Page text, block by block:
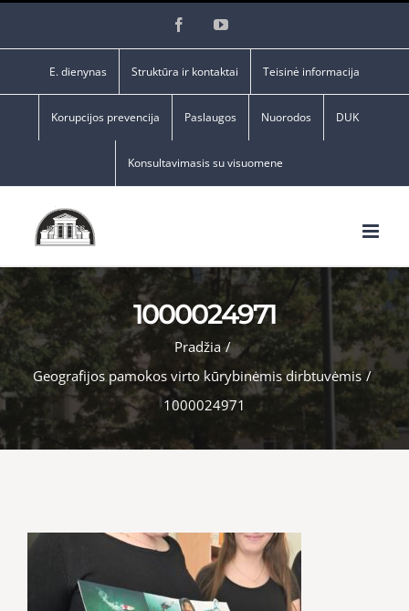
FacebookYouTube
E. dienynas Struktūra ir kontaktai Teisinė informacija
Korupcijos prevencija Paslaugos Nuorodos DUK
Konsultavimasis su visuomene
1000024971
Pradžia /
Geografijos pamokos virto kūrybinėmis dirbtuvėmis /
1000024971